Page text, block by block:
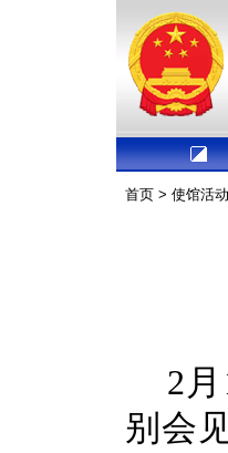
首页 > 使馆活
2
别会